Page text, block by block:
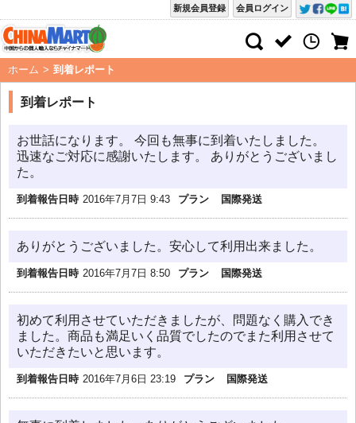
会員ログイン
新規会員登録
ホーム > 到着レポート
到着レポート
お世話になります。 今回も無事に到着いたしました。
迅速なご対応に感謝いたします。 ありがとうございまし
た。
到着報告日時 2016年7月7日 9:43 プラン 国際発送
ありがとうございました。安心して利用出来ました。
到着報告日時 2016年7月7日 8:50 プラン 国際発送
初めて利用させていただきましたが、問題なく購入でき
ました。商品も満足いく品質でしたのでまた利用させて
いただきたいと思います。
到着報告日時 2016年7月6日 23:19 プラン 国際発送